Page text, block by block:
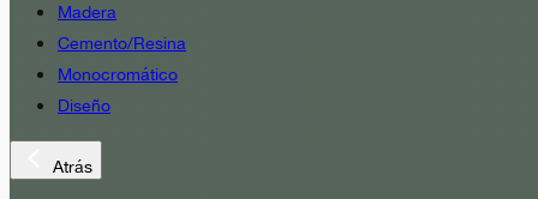
Madera
Cemento/Resina
Monocromático
Diseño
Atrás